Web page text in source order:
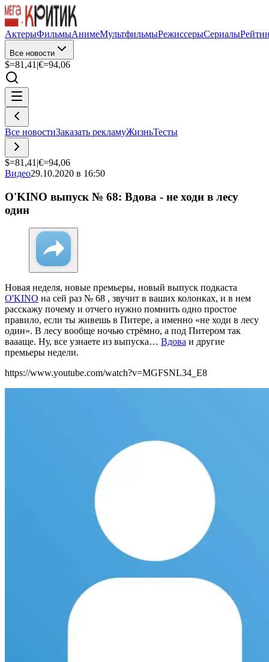
АктерыФильмыАнимеМультфильмыРежиссерыСериалы
Все новости
$=81,41 |€=94,06
Все новостиЗаказать рекламуЖизньТесты
$=81,41 |€=94,06
Видео29.10.2020 в 16:50
O'KINO выпуск № 68: Вдова - не ходи в лесу
один
Новая неделя, новые премьеры, новый выпуск подкаста
O'KINO на сей раз № 68 , звучит в ваших колонках, и в нем
расскажу почему и отчего нужно помнить одно простое
правило, если ты живешь в Питере, а именно «не ходи в лесу
один». В лесу вообще ночью стрёмно, а под Питером так
ваааще. Ну, все узнаете из выпуска… Вдова и другие
премьеры недели.
https://www.youtube.com/watch?v=MGFSNL34_E8